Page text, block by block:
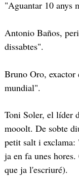
"Aguantar 10 anys
Antonio Baños,
dissabtes".
Bruno Oro, exactor
mundial".
Toni Soler, el líder
mooolt. De sobte
petit salt i
ja en fa unes
que ja l'escriuré).